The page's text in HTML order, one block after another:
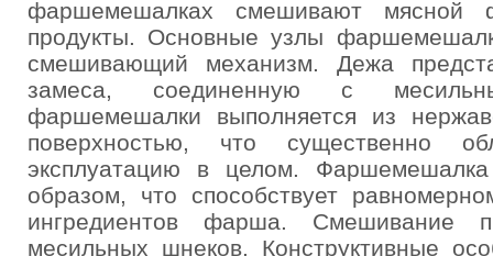
фаршемешалках смешивают
продукты. Основные узлы
смешивающий механизм. Дежа
замеса, соединенную с
фаршемешалки выполняется из
поверхностью, что существенно
эксплуатацию в целом. Фаршемешалка
образом, что способствует
ингредиентов фарша. Смешивание
месильных шнеков. Конструктивные